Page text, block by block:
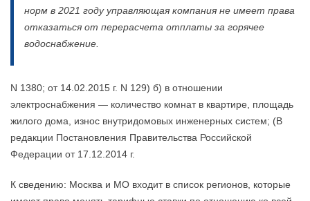
норм в 2021 году управляющая компания не имеет права
отказаться от перерасчета отплаты за горячее
водоснабжение.
N 1380; от 14.02.2015 г. N 129) б) в отношении
электроснабжения — количество комнат в квартире, площадь
жилого дома, износ внутридомовых инженерных систем; (В
редакции Постановления Правительства Российской
Федерации от 17.12.2014 г.
К сведению: Москва и МО входит в список регионов, которые